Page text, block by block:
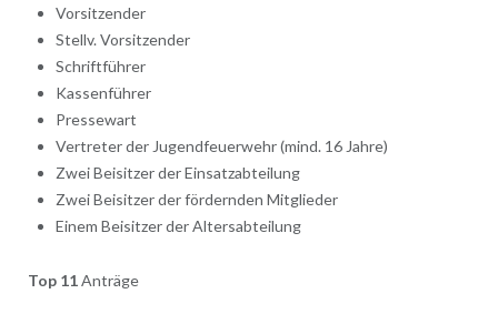
Vorsitzender
Stellv. Vorsitzender
Schriftführer
Kassenführer
Pressewart
Vertreter der Jugendfeuerwehr (mind. 16 Jahre)
Zwei Beisitzer der Einsatzabteilung
Zwei Beisitzer der fördernden Mitglieder
Einem Beisitzer der Altersabteilung
Top 11Anträge